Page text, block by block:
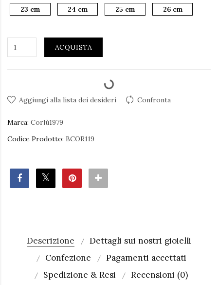
23 cm
24 cm 25 cm 26 cm
ACQUISTA
Aggiungi alla lista dei desideri Confronta
Marca: Corlù1979
Codice Prodotto: BCOR119
Descrizione
Dettagli sui nostri gioielli
Confezione
Pagamenti accettati
Spedizione & Resi
Recensioni (0)